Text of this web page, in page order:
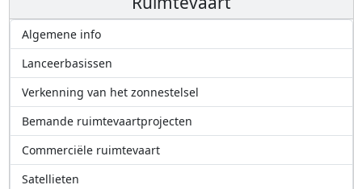
Algemene info
Lanceerbasissen
Verkenning van het zonnestelsel
Bemande ruimtevaartprojecten
Commerciële ruimtevaart
Satellieten